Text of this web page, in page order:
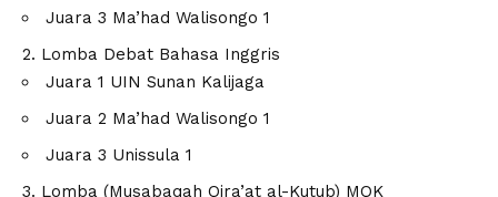
Juara 3 Ma’had Walisongo 1
2. Lomba Debat Bahasa Inggris
Juara 1 UIN Sunan Kalijaga
Juara 2 Ma’had Walisongo 1
Juara 3 Unissula 1
3. Lomba (Musabaqah Qira’at al-Kutub) MQK